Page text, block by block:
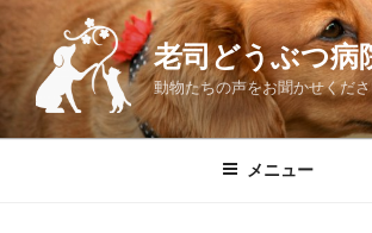
ン
テ
老司どうぶつ病
動物たちの声をお聞かせくだ
メニュー